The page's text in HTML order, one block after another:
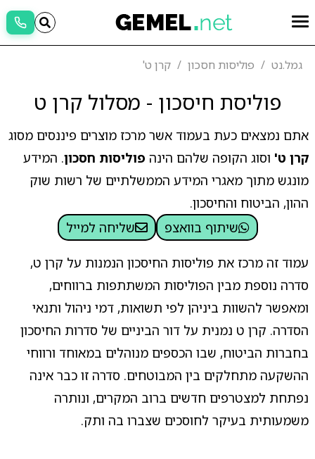
גמל.נט פוליסות חסכון קרן ט'
פוליסת חיסכון - מסלול קרן ט
אתם נמצאים כעת בעמוד אשר מרכז מוצרים פיננסים מסוג
קרן ט' וסוג הקופה שלהם הינה פוליסות חסכון. המידע
מונגש מתוך מאגרי המידע הממשלתיים של רשות שוק
ההון, הביטוח והחיסכון.
שיתוף בוואצפ
שליחה למייל
עמוד זה מרכז את פוליסות החיסכון הנמנות על קרן ט,
סדרה נוספת מבין הפוליסות המשתתפות ברווחים,
ומאפשר להשוות ביניהן לפי תשואות, דמי ניהול ותנאי
הסדרה. קרן ט נמנית על דור הביניים של סדרות החיסכון
בחברות הביטוח, שבו הכספים מנוהלים במאוחד ורווחי
ההשקעה מתחלקים בין המבוטחים. סדרה זו כבר אינה
נפתחת למצטרפים חדשים ברוב המקרים, ונותרה
משמעותית בעיקר לחוסכים שצברו בה ותק.